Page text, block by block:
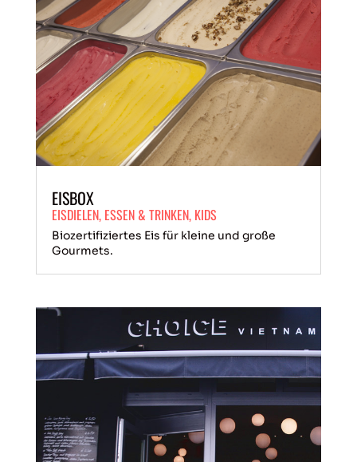
EISBOX
EISDIELEN, ESSEN & TRINKEN, KIDS
Biozertifiziertes Eis für kleine und große
Gourmets.